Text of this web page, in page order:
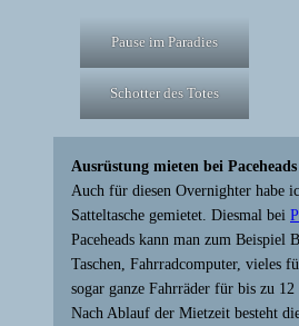
Pause im Paradies
Schotter des Totes
Ausrüstung mieten bei Paceheads
Auch für diesen Overnighter habe
Satteltasche gemietet. Diesmal bei
Paceheads kann man zum Beispiel
Taschen, Fahrradcomputer, vieles
sogar ganze Fahrräder für bis zu
Nach Ablauf der Mietzeit besteht